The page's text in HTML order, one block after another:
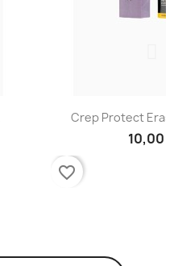
Crep Protect
10,00
favorite_border